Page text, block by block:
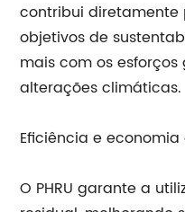
contribui
objetivos de
mais com os
alterações climáticas.
Eficiência e
O PHRU garante a